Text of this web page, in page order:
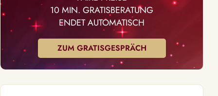
10 MIN. GRATISBERATUNG
ENDET AUTOMATISCH
ZUM GRATISGESPRÄCH